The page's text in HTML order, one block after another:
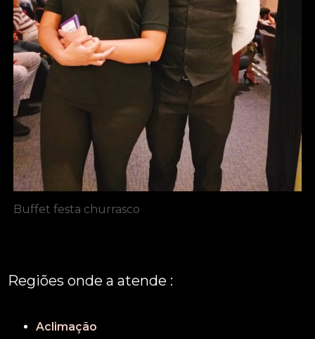
Buffet festa churrasco
Regiões onde a atende :
Aclimação